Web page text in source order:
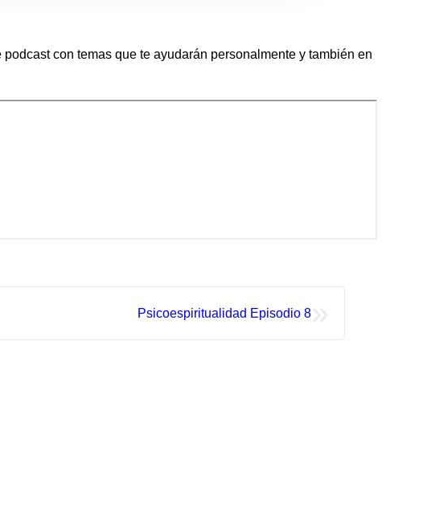
con temas que te ayudarán personalmente y también en
»
Psicoespiritualidad Episodio 8